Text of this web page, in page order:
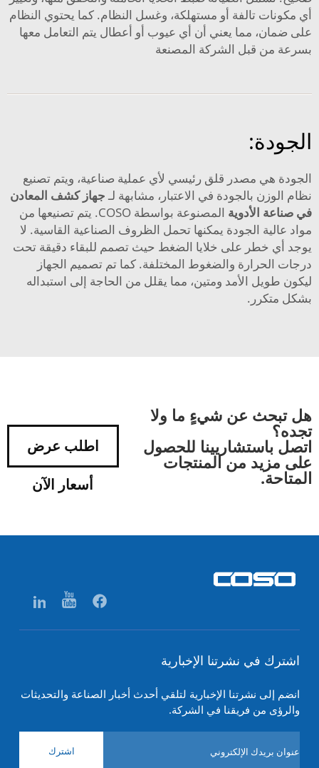
أي مكونات تالفة أو مستهلكة، وغسل النظام. كما يحتوي النظام
على ضمان، مما يعني أن أي عيوب أو أعطال يتم التعامل معها
بسرعة من قبل الشركة المصنعة
الجودة:
الجودة هي مصدر قلق رئيسي لأي عملية صناعية، ويتم تصنيع
نظام الوزن بالجودة في الاعتبار، مشابهة لـجهاز كشف المعادن
في صناعة الأدوية
المصنوعة بواسطة COSO. يتم تصنيعها من
مواد عالية الجودة يمكنها تحمل الظروف الصناعية القاسية. لا
يوجد أي خطر على خلايا الضغط حيث تصمم للبقاء دقيقة تحت
درجات الحرارة والضغوط المختلفة. كما تم تصميم الجهاز
ليكون طويل الأمد ومتين، مما يقلل من الحاجة إلى استبداله
بشكل متكرر.
هل تبحث عن شيءٍ ما ولا
تجده؟
اتصل باستشاريينا للحصول
على مزيد من المنتجات
المتاحة.
اطلب عرض
أسعار الآن
اشترك في نشرتنا الإخبارية
انضم إلى نشرتنا الإخبارية لتلقي أحدث أخبار الصناعة والتحديثات
والرؤى من فريقنا في الشركة.
اشترك